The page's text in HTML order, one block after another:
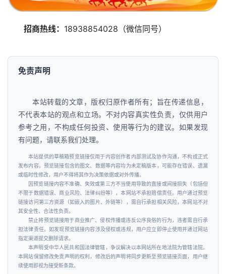
招商热线： 18938854028（微信同号）
免责声明
本站转载的文章，版权归原作者所有；旨在传递信息，
不代表本站的观点和立场。不对内容真实性负责，仅供用户
参考之用，不构成任何投资、使用等行为的建议。如果发现
有问题，请联系我们处理。
本站提供的草稿箱预览链接仅用于内容创作者内部测试及协作沟通，不构成正式
发布内容。预览链接包含的图文、数据等内容均为未定稿版本，可能存在错误、遗漏
或临时性修改，用户不得将其作为决策依据或对外传播。
因预览链接内容不准确、失效或第三方不当使用导致的直接或间接损失（包括但
不限于数据错误、商业风险、法律纠纷等），本网站不承担赔偿责任。用户通过预览
链接访问第三方资源（如嵌入的图片、外链等），需自行承担相关风险，本网站不对
其安全性、合法性负责。
禁止将预览链接用于商业推广、侵权传播或违反公序良俗的行为，违者需自行承
担法律责任。如发现预览链接内容涉及侵权或违规，用户应立即停止使用并通过网站
指定渠道提交删除请求。
本声明受中华人民共和国法律管辖，争议解决以本网站所在地法院为管辖法院。
本网站保留修改免责声明的权利，修改后的声明将同步更新至预览链接页面，用户继
续使用即视为接受新条款。